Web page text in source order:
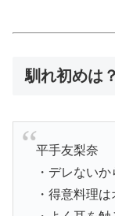
馴れ初めは
平手友梨奈
・デレない
・得意料理